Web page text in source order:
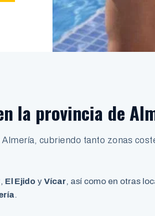
la provincia de
cubriendo tanto zonas
, El Ejido y Vícar, así como en otras
.